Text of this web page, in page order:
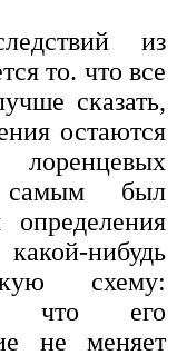
из
то. что все
сказать,
остаются
самым был
определения
нибудь
схему:
что его
не меняет